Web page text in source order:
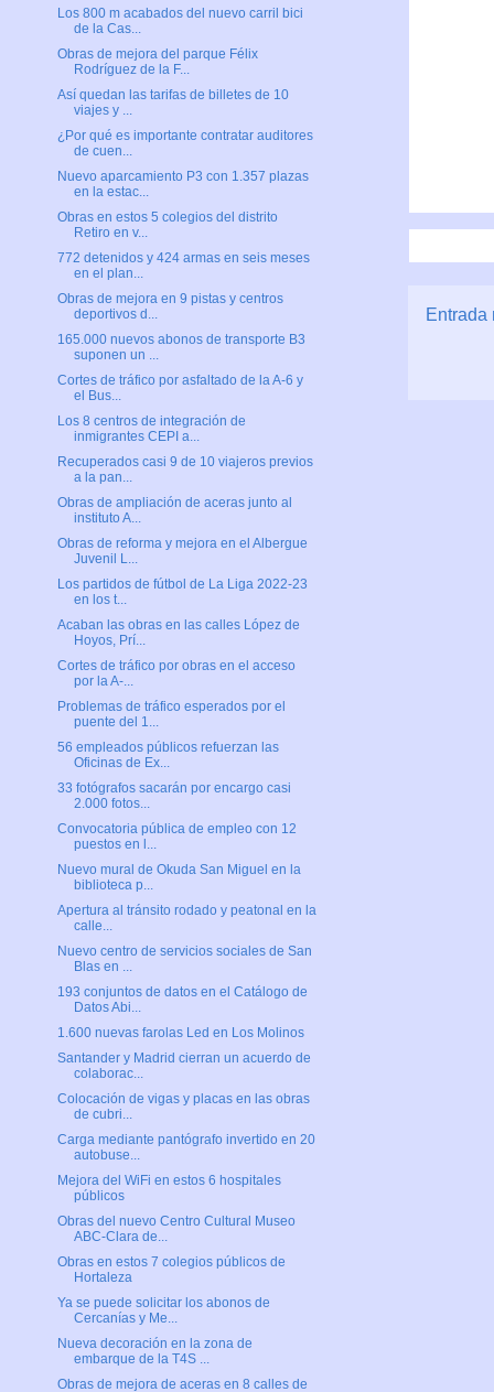
Entrada
Los 800 m acabados del nuevo carril bici
de la Cas...
Obras de mejora del parque Félix
Rodríguez de la F...
Así quedan las tarifas de billetes de 10
viajes y ...
¿Por qué es importante contratar auditores
de cuen...
Nuevo aparcamiento P3 con 1.357 plazas
en la estac...
Obras en estos 5 colegios del distrito
Retiro en v...
772 detenidos y 424 armas en seis meses
en el plan...
Obras de mejora en 9 pistas y centros
deportivos d...
165.000 nuevos abonos de transporte B3
suponen un ...
Cortes de tráfico por asfaltado de la A-6 y
el Bus...
Los 8 centros de integración de
inmigrantes CEPI a...
Recuperados casi 9 de 10 viajeros previos
a la pan...
Obras de ampliación de aceras junto al
instituto A...
Obras de reforma y mejora en el Albergue
Juvenil L...
Los partidos de fútbol de La Liga 2022-23
en los t...
Acaban las obras en las calles López de
Hoyos, Prí...
Cortes de tráfico por obras en el acceso
por la A-...
Problemas de tráfico esperados por el
puente del 1...
56 empleados públicos refuerzan las
Oficinas de Ex...
33 fotógrafos sacarán por encargo casi
2.000 fotos...
Convocatoria pública de empleo con 12
puestos en l...
Nuevo mural de Okuda San Miguel en la
biblioteca p...
Apertura al tránsito rodado y peatonal en la
calle...
Nuevo centro de servicios sociales de San
Blas en ...
193 conjuntos de datos en el Catálogo de
Datos Abi...
1.600 nuevas farolas Led en Los Molinos
Santander y Madrid cierran un acuerdo de
colaborac...
Colocación de vigas y placas en las obras
de cubri...
Carga mediante pantógrafo invertido en 20
autobuse...
Mejora del WiFi en estos 6 hospitales
públicos
Obras del nuevo Centro Cultural Museo
ABC-Clara de...
Obras en estos 7 colegios públicos de
Hortaleza
Ya se puede solicitar los abonos de
Cercanías y Me...
Nueva decoración en la zona de
embarque de la T4S ...
Obras de mejora de aceras en 8 calles de